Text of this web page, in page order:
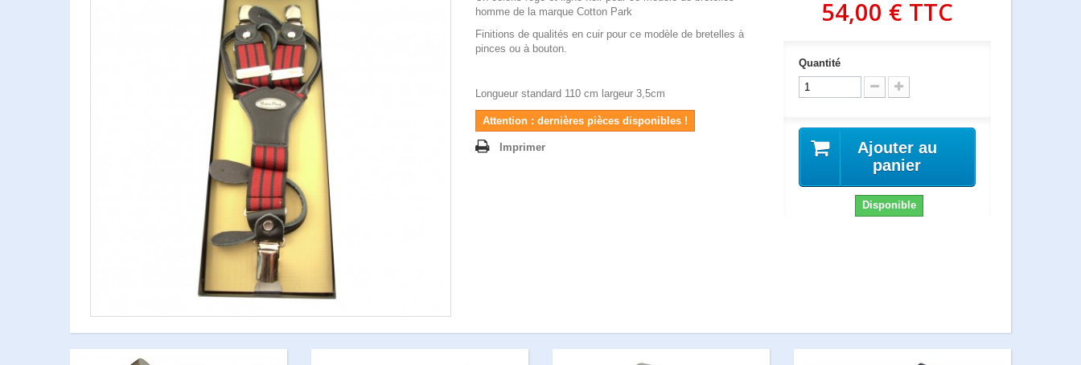
homme de la marque Cotton Park
Finitions de qualités en cuir pour ce modèle de bretelles à
pinces ou à bouton.
Longueur standard 110 cm largeur 3,5cm
Attention : dernières pièces disponibles !
Imprimer
54,00 € TTC
Quantité
Ajouter au
panier
Disponible